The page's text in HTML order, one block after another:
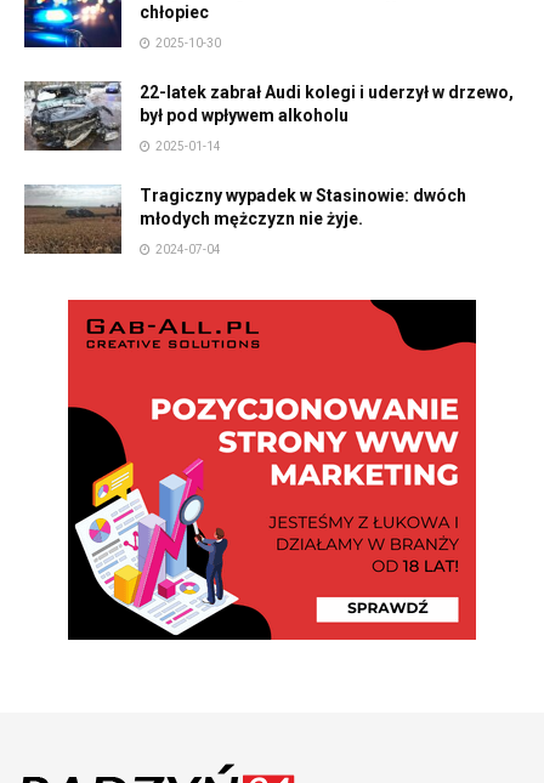
chłopiec
2025-10-30
22-latek zabrał Audi kolegi i uderzył w drzewo,
był pod wpływem alkoholu
2025-01-14
Tragiczny wypadek w Stasinowie: dwóch
młodych mężczyzn nie żyje.
2024-07-04